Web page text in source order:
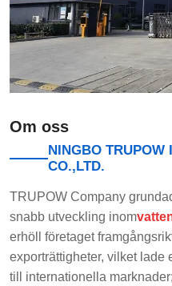
Om oss
NINGBO TRUPOW
CO.,LTD.
TRUPOW Company
snabb utveckling inom
erhöll företaget
exporträttigheter, vilket lade
till internationella